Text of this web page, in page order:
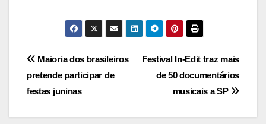
Navegação
de
Post
Festival In-Edit traz mais
de 50 documentários
musicais a SP
Maioria dos brasileiros
pretende participar de
festas juninas